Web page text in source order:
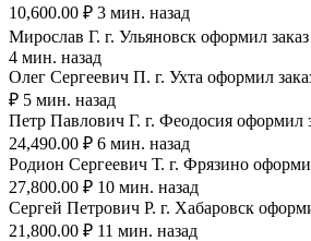
10,600.00 ₽ 3 мин. назад
Мирослав Г. г. Ульяновск оформил
4 мин. назад
Олег Сергеевич П. г. Ухта оформил
₽ 5 мин. назад
Петр Павлович Г. г. Феодосия оформил
24,490.00 ₽ 6 мин. назад
Родион Сергеевич Т. г. Фрязино
27,800.00 ₽ 10 мин. назад
Сергей Петрович Р. г. Хабаровск
21,800.00 ₽ 11 мин. назад